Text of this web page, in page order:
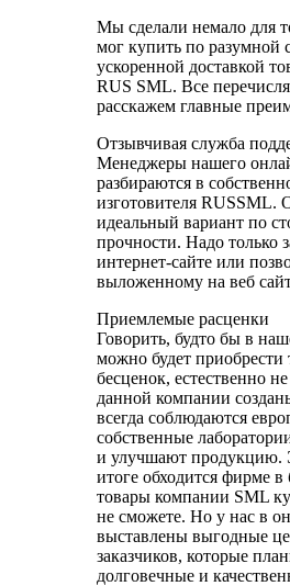
Мы сделали немало для
мог купить по разумной
ускоренной доставкой
RUS SML. Все
расскажем главные
Отзывчивая служба
Менеджеры нашего
разбираются в
изготовителя RUSSML.
идеальный вариант по
прочности. Надо только
интернет-сайте или
выложенному на веб
Приемлемые расценки
Говорить, будто бы в
можно будет
бесценок, естественно
данной компании
всегда соблюдаются
собственные
и улучшают продукцию.
итоге обходится фирме
товары компании SML
не сможете. Но у нас в
выставлены выгодные
заказчиков, которые
долговечные и